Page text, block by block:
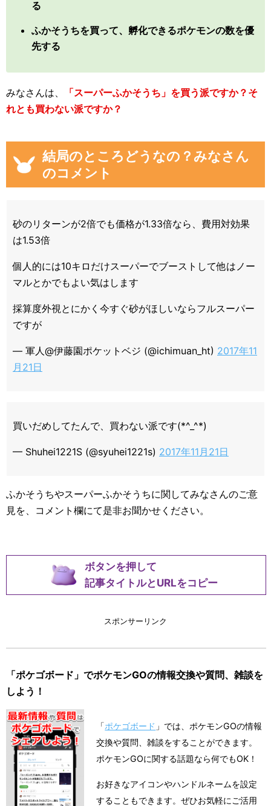
る
ふかそうちを買って、孵化できるポケモンの数を優
先する
みなさんは、
「スーパーふかそうち」を買う派ですか？そ
れとも買わない派ですか？
結局のところどうなの？みなさん
のコメント
砂のリターンが2倍でも価格が1.33倍なら、費用対効果
は1.53倍
個人的には10キロだけスーパーでブーストして他はノー
マルとかでもよい気はします
採算度外視とにかく今すぐ砂がほしいならフルスーパー
ですが
— 軍人@伊藤園ポケットベジ (@ichimuan_ht) 2017年11
月21日
買いだめしてたんで、買わない派です(*^_^*)
— Shuhei1221S (@syuhei1221s) 2017年11月21日
ふかそうちやスーパーふかそうちに関してみなさんのご意
見を、コメント欄にて是非お聞かせください。
ボタンを押して
記事タイトルとURLをコピー
スポンサーリンク
「ポケゴボード」でポケモンGOの情報交換や質問、雑談を
しよう！
「ポケゴボード 」では、ポケモンGOの情報
交換や質問、雑談をすることができます。
ポケモンGOに関する話題なら何でもOK！
お好きなアイコンやハンドルネームを設定
することもできます。ぜひお気軽にご活用